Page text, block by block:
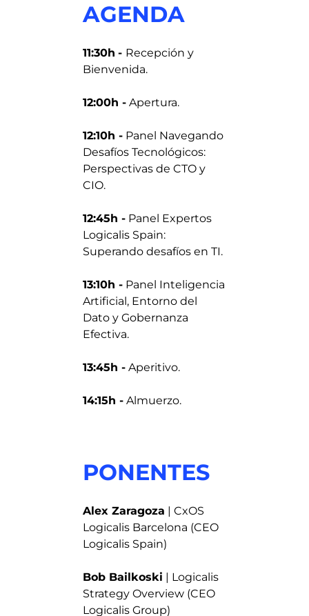
AGENDA
11:30h - Recepción y
Bienvenida.
12:00h - Apertura.
12:10h - Panel Navegando
Desafíos Tecnológicos:
Perspectivas de CTO y
CIO.
12:45h - Panel Expertos
Logicalis Spain:
Superando desafíos en TI.
13:10h - Panel Inteligencia
Artificial, Entorno del
Dato y Gobernanza
Efectiva.
13:45h - Aperitivo.
14:15h - Almuerzo.
PONENTES
Alex Zaragoza | CxOS
Logicalis Barcelona (CEO
Logicalis Spain)
Bob Bailkoski | Logicalis
Strategy Overview (CEO
Logicalis Group)